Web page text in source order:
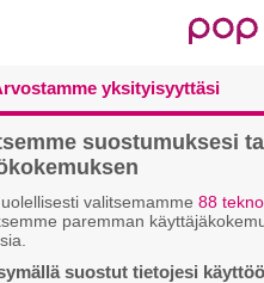
joukkoon. Joten
vietävä se maaliin.
kerran!” kuvailee
ilmestyy virallisesti
nyt Infernon
yksityisyyttäsi
suostumuksesi
valitsemamme 88
paremman
suostut tietojesi